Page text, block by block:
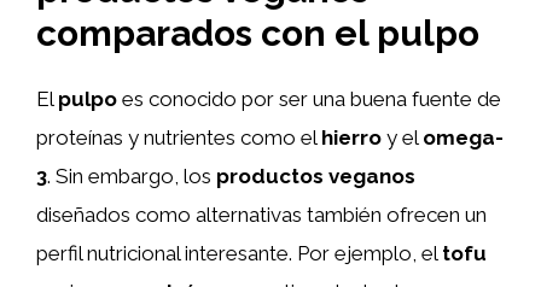
comparados con el pulpo
El pulpo es conocido por ser una buena fuente de
proteínas y nutrientes como el hierro y el omega-
3. Sin embargo, los productos veganos
diseñados como alternativas también ofrecen un
perfil nutricional interesante. Por ejemplo, el tofu